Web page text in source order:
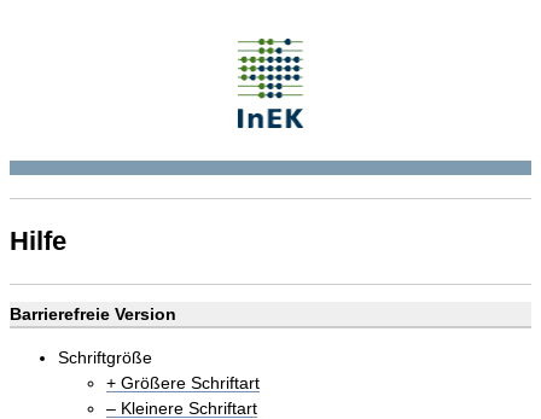
Hilfe
Barrierefreie Version
Schriftgröße
+ Größere Schriftart
– Kleinere Schriftart